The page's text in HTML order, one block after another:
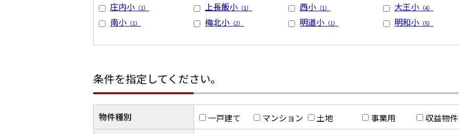
庄内小 （1） 上長飯小 （1） 西小 （1） 大王小 （4）
南小 （1） 梅北小 （2） 明道小 （1） 明和小 （5）
条件を指定してください。
物件種別 一戸建て マンション 土地 事業用 収益物件